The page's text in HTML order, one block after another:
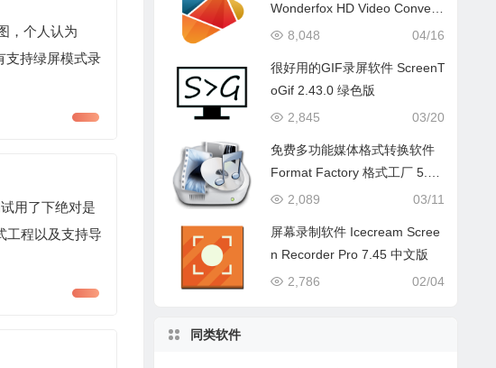
，个人认为
支持绿屏模式录
试用了下绝对是
工程以及支持导
Wonderfox HD Video Convert
er Pro 28.9.0 中文版
04/16
8,048
很好用的GIF录屏软件 ScreenT
oGif 2.43.0 绿色版
03/20
2,845
免费多功能媒体格式转换软件
Format Factory 格式工厂 5.2
2.0 中文版
03/11
2,089
屏幕录制软件 Icecream Scree
n Recorder Pro 7.45 中文版
02/04
2,786
同类软件